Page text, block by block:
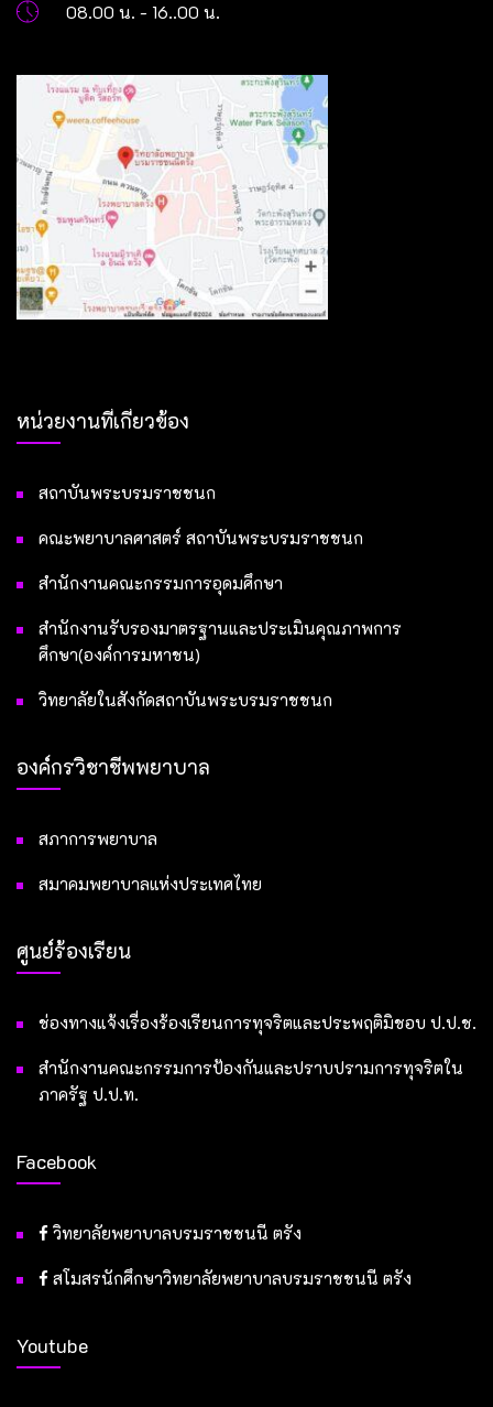
08.00 น. - 16..00 น.
หน่วยงานที่เกี่ยวข้อง
สถาบันพระบรมราชชนก
คณะพยาบาลศาสตร์ สถาบันพระบรมราชชนก
สำนักงานคณะกรรมการอุดมศึกษา
สำนักงานรับรองมาตรฐานและประเมินคุณภาพการ
ศึกษา(องค์การมหาชน)
วิทยาลัยในสังกัดสถาบันพระบรมราชชนก
องค์กรวิชาชีพพยาบาล
สภาการพยาบาล
สมาคมพยาบาลแห่งประเทศไทย
ศูนย์ร้องเรียน
ช่องทางแจ้งเรื่องร้องเรียนการทุจริตและประพฤติมิชอบ ป.ป.ช.
สำนักงานคณะกรรมการป้องกันและปราบปรามการทุจริตใน
ภาครัฐ ป.ป.ท.
Facebook
วิทยาลัยพยาบาลบรมราชชนนี ตรัง
สโมสรนักศึกษาวิทยาลัยพยาบาลบรมราชชนนี ตรัง
Youtube